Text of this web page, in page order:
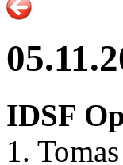
IDSF
1.